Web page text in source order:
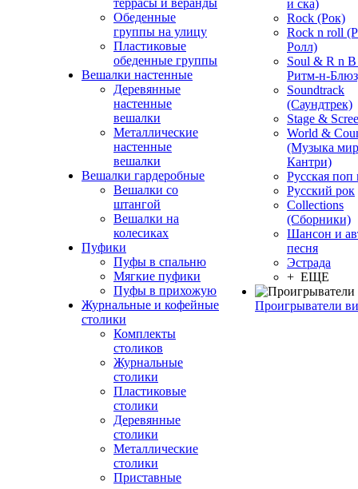
террасы и веранды
Обеденные
группы на улицу
Пластиковые
обеденные группы
Вешалки настенные
Деревянные
настенные
вешалки
Металлические
настенные
вешалки
Вешалки гардеробные
Вешалки со
штангой
Вешалки на
колесиках
Пуфики
Пуфы в спальню
Мягкие пуфики
Пуфы в прихожую
Журнальные и кофейные
столики
Комплекты
столиков
Журнальные
столики
Пластиковые
столики
Деревянные
столики
Металлические
столики
Приставные
и ска)
Rock (Рок)
Rock n roll
Ролл)
Soul & R n
Ритм-н-
Soundtrack
(Саундтрек)
Stage &
World &
(Музыка
Кантри)
Русская поп
Русский рок
Сollections
(Сборники)
Шансон и
песня
Эстрада
+ ЕЩЕ
Проигрыватели